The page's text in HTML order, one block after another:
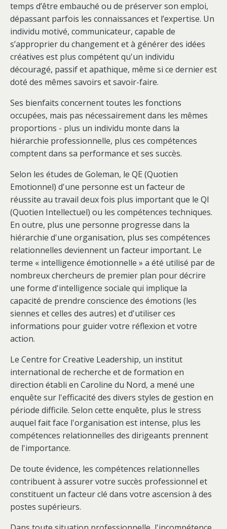
temps d’être embauché ou de préserver son emploi,
dépassant parfois les connaissances et l’expertise. Un
individu motivé, communicateur, capable de
s’approprier du changement et à générer des idées
créatives est plus compétent qu'un individu
découragé, passif et apathique, même si ce dernier est
doté des mêmes savoirs et savoir-faire.
Ses bienfaits concernent toutes les fonctions
occupées, mais pas nécessairement dans les mêmes
proportions - plus un individu monte dans la
hiérarchie professionnelle, plus ces compétences
comptent dans sa performance et ses succès.
Selon les études de Goleman, le QE (Quotien
Emotionnel) d'une personne est un facteur de
réussite au travail deux fois plus important que le QI
(Quotien Intellectuel) ou les compétences techniques.
En outre, plus une personne progresse dans la
hiérarchie d'une organisation, plus ses compétences
relationnelles deviennent un facteur important. Le
terme « intelligence émotionnelle » a été utilisé par de
nombreux chercheurs de premier plan pour décrire
une forme d'intelligence sociale qui implique la
capacité de prendre conscience des émotions (les
siennes et celles des autres) et d'utiliser ces
informations pour guider votre réflexion et votre
action.
Le Centre for Creative Leadership, un institut
international de recherche et de formation en
direction établi en Caroline du Nord, a mené une
enquête sur l'efficacité des divers styles de gestion en
période difficile. Selon cette enquête, plus le stress
auquel fait face l'organisation est intense, plus les
compétences relationnelles des dirigeants prennent
de l'importance.
De toute évidence, les compétences relationnelles
contribuent à assurer votre succès professionnel et
constituent un facteur clé dans votre ascension à des
postes supérieurs.